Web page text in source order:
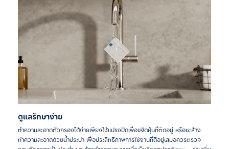
ดูแลรักษาง่าย
ทำความสะอาดตัวกรองได้ง่ายเพียงใช้แปรงปัดเพื่อขจัดฝุ่นที่ติดอยู่ หรือชะล้าง
ทำความสะอาดด้วยน้ำประปา เพื่อประสิทธิภาพการใช้งานที่ดีอยู่เสมอควรตรวจ